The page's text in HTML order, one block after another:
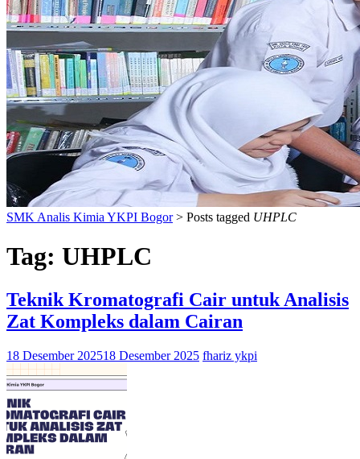
SMK Analis Kimia YKPI Bogor> Posts tagged UHPLC
Tag: UHPLC
Teknik Kromatografi Cair untuk Analisis
Zat Kompleks dalam Cairan
18 Desember 202518 Desember 2025 fhariz ykpi